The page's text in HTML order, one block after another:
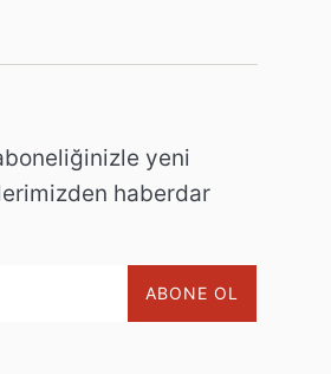
yeni
haberdar
ABONE OL